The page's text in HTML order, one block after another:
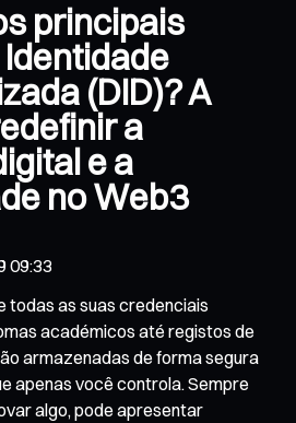
principais
(DID)? A
a
e a
no Web3
09:33
todas as suas credenciais
académicos até registos de
armazenadas de forma segura
apenas você controla. Sempre
algo, pode apresentar